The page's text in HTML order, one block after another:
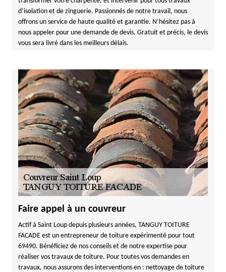
d’isolation et de zinguerie. Passionnés de notre travail, nous
offrons un service de haute qualité et garantie. N’hésitez pas à
nous appeler pour une demande de devis. Gratuit et précis, le devis
vous sera livré dans les meilleurs délais.
Faire appel à un couvreur
Actif à Saint Loup depuis plusieurs années, TANGUY TOITURE
FACADE est un entrepreneur de toiture expérimenté pour tout
69490. Bénéficiez de nos conseils et de notre expertise pour
réaliser vos travaux de toiture. Pour toutes vos demandes en
travaux, nous assurons des interventions en : nettoyage de toiture